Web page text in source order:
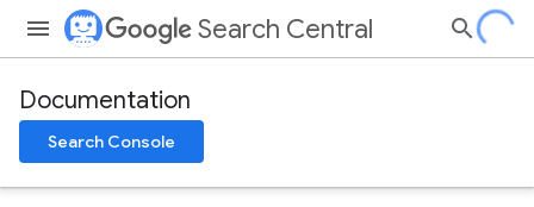
Search Central
Documentation
Search Console